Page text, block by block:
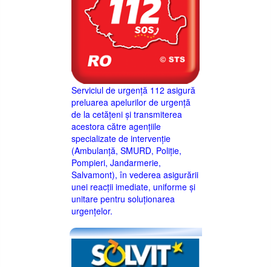
Serviciul de urgență 112 asigură
preluarea apelurilor de urgență
de la cetățeni și transmiterea
acestora către agențiile
specializate de intervenție
(Ambulanță, SMURD, Poliție,
Pompieri, Jandarmerie,
Salvamont), în vederea asigurării
unei reacții imediate, uniforme și
unitare pentru soluționarea
urgențelor.